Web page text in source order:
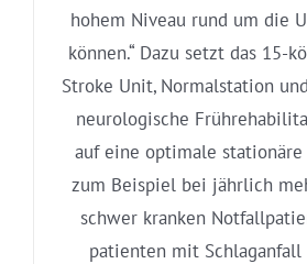
hohem Niveau rund um die
können.“ Dazu setzt das 15-
Stroke Unit, Normalstation
neurologische
auf eine optimale stationäre
zum Beispiel bei jährlich
schwer kranken
patienten mit Schlaganfall